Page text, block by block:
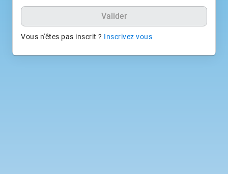
Valider
Vous n'êtes pas inscrit ? Inscrivez vous